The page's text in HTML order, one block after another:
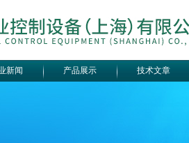
新闻 产品展示 技术文章